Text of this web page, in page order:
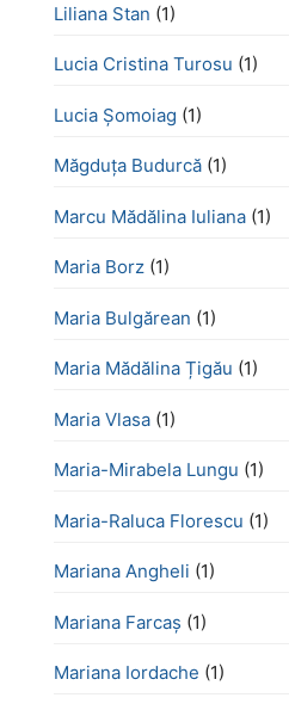
Liliana Stan (1)
Lucia Cristina Turosu (1)
Lucia Șomoiag (1)
Măgduța Budurcă (1)
Marcu Mădălina Iuliana (1)
Maria Borz (1)
Maria Bulgărean (1)
Maria Mădălina Țigău (1)
Maria Vlasa (1)
Maria-Mirabela Lungu (1)
Maria-Raluca Florescu (1)
Mariana Angheli (1)
Mariana Farcaș (1)
Mariana Iordache (1)